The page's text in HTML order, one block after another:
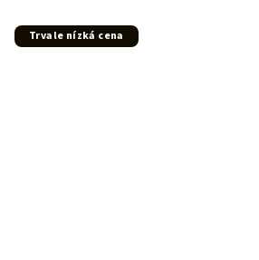
Trvale nízká cena